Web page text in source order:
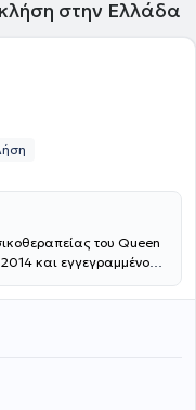
στην Ελλάδα
του Queen
και εγγεγραμμένο
και διατηρεί κέντρο
Επιστήμη και
στο
νέων τεχνικών
των σπουδών της στο